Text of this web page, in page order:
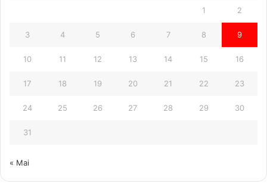
1 2
3 4 5 6 7 8 9
10 11 12 13 14 15 16
17 18 19 20 21 22 23
24 25 26 27 28 29 30
31
« Mai